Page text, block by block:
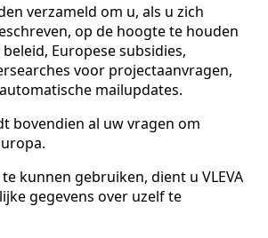
verzameld om u, als u zich
op de hoogte te houden
Europese subsidies,
voor projectaanvragen,
mailupdates.
bovendien al uw vragen om
kunnen gebruiken, dient u VLEVA
gegevens over uzelf te